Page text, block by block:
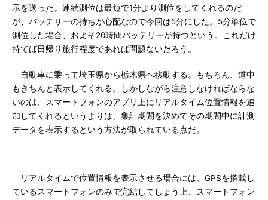
示を送った。連続測位は最短で1分より測位をしてくれるのだ
が、バッテリーの持ちが心配なので今回は5分にした。5分単位で
測位した場合、およそ20時間バッテリーが持つという。これだけ
持てば日帰り旅行程度であれば問題ないだろう。
自動車に乗って埼玉県から栃木県へ移動する。もちろん、道中
もきちんと表示してくれる。しかしながら注意しなければならな
いのは、スマートフォンのアプリ上にリアルタイム位置情報を追
加してくれるというよりは、集計期間を決めてその期間中に計測
データを表示するという方法が取られている点だ。
リアルタイムで位置情報を表示させる場合には、GPSを搭載し
ているスマートフォンのみで完結してしまう上、スマートフォン